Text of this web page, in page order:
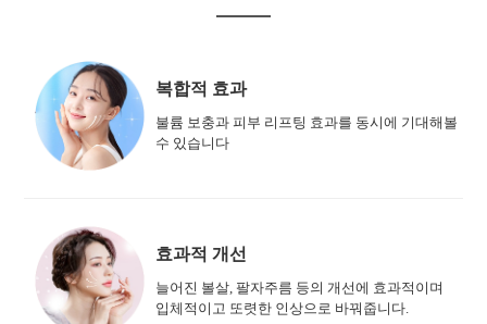
복합적 효과
불륨 보충과 피부 리프팅 효과를 동시에 기대해볼
수 있습니다
효과적 개선
늘어진 볼살, 팔자주름 등의 개선에 효과적이며
입체적이고 또렷한 인상으로 바꿔줍니다.